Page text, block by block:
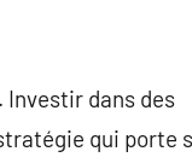
dans des
qui porte